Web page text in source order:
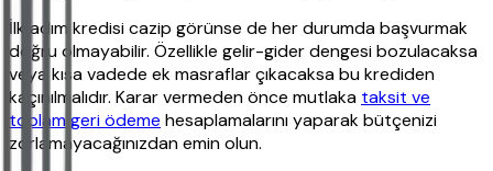
İlk adım kredisi cazip görünse de her durumda başvurmak
doğru olmayabilir. Özellikle gelir-gider dengesi bozulacaksa
veya kısa vadede ek masraflar çıkacaksa bu krediden
kaçınılmalıdır. Karar vermeden önce mutlaka taksit ve
toplam geri ödeme hesaplamalarını yaparak bütçenizi
zorlamayacağınızdan emin olun.